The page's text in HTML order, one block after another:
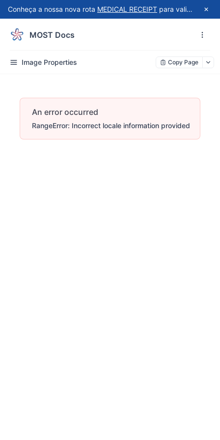
Conheça a nossa nova rota MEDICAL RECEIPT para validação automatizada de recibos do Receita Saúde!
MOST Docs
Image Properties Copy Page
An error occurred
RangeError: Incorrect locale information provided